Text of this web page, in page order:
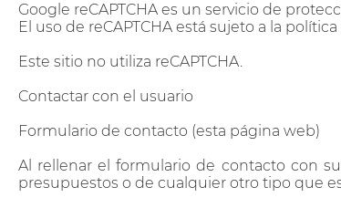
Google reCAPTCHA es un servicio de
El uso de reCAPTCHA está sujeto a la
Este sitio no utiliza reCAPTCHA.
Contactar con el usuario
Formulario de contacto (esta página web)
Al rellenar el formulario de contacto con
presupuestos o de cualquier otro tipo que